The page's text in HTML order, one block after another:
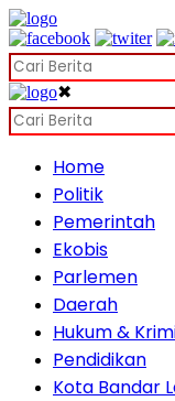
✖
Home
Politik
Pemerintah
Ekobis
Parlemen
Daerah
Hukum &
Pendidikan
Kota Bandar